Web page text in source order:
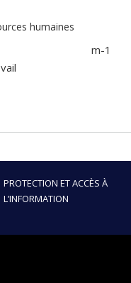
humaines
m-1
PROTECTION ET ACCÈS À
L’INFORMATION